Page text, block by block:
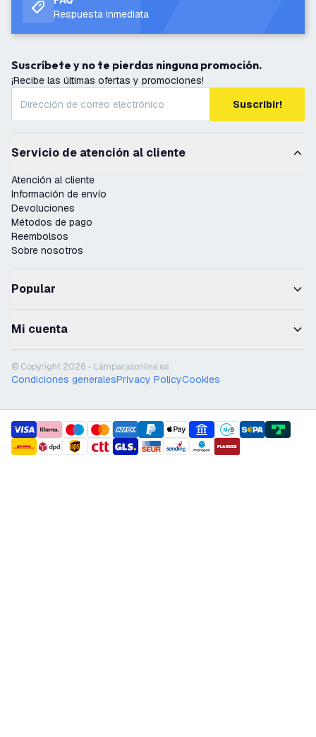
Respuesta inmediata
Suscríbete y no te pierdas ninguna promoción.
¡Recibe las últimas ofertas y promociones!
Suscribir!
Servicio de atención al cliente
Atención al cliente
Información de envío
Devoluciones
Métodos de pago
Reembolsos
Sobre nosotros
Popular
Mi cuenta
© Copyright 2026 - Lámparasonline.es
Condiciones generalesPrivacy PolicyCookies
payment methods
shipment methods